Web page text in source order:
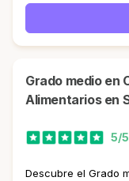
Grado medio en Comercialización de Productos
Alimentarios en
5/
Descubre el Grado